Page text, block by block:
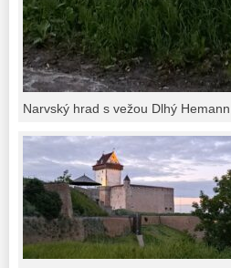
Narvský hrad s vežou Dlhý Hemann